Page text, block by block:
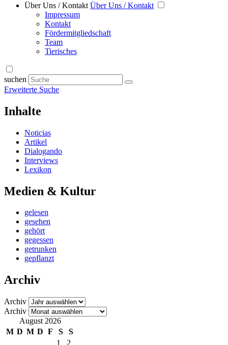
Über Uns / Kontakt Über Uns / Kontakt
Impressum
Kontakt
Fördermitgliedschaft
Team
Tierisches
suchen
Erweiterte Suche
Inhalte
Noticias
Artikel
Dialogando
Interviews
Lexikon
Medien & Kultur
gelesen
gesehen
gehört
gegessen
getrunken
gepflanzt
Archiv
Archiv
Archiv
August 2026
M D M D F S
S
1
2